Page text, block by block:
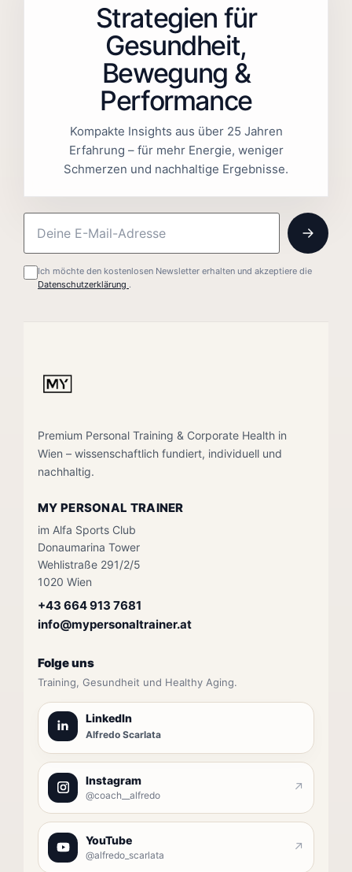
Strategien für
Gesundheit,
Bewegung &
Performance
Kompakte Insights aus über 25 Jahren
Erfahrung – für mehr Energie, weniger
Schmerzen und nachhaltige Ergebnisse.
Ich möchte den kostenlosen Newsletter erhalten und akzeptiere die
Datenschutzerklärung .
Premium Personal Training & Corporate Health in
Wien – wissenschaftlich fundiert, individuell und
nachhaltig.
MY PERSONAL TRAINER
im Alfa Sports Club
Donaumarina Tower
Wehlistraße 291/2/5
1020 Wien
+43 664 913 7681
info@mypersonaltrainer.at
Folge uns
Training, Gesundheit und Healthy Aging.
LinkedIn
Alfredo Scarlata
Instagram
@coach__alfredo ↗
YouTube
@alfredo_scarlata ↗